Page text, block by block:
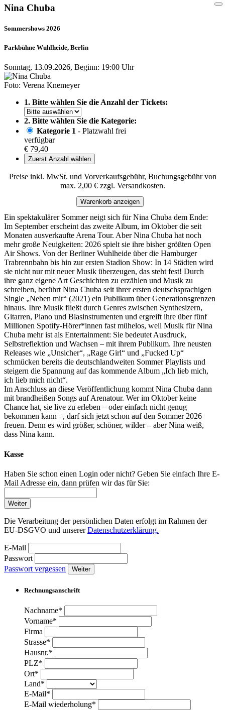
Nina Chuba
Sommershows 2026
Parkbühne Wuhlheide, Berlin
Sonntag, 13.09.2026, Beginn: 19:00 Uhr
Foto: Verena Knemeyer
1. Bitte wählen Sie die Anzahl der Tickets:
2. Bitte wählen Sie die Kategorie:
Kategorie 1 - Platzwahl frei
verfügbar
€ 79,40
Zuerst Anzahl wählen
Preise inkl. MwSt. und Vorverkaufsgebühr, Buchungsgebühr von
max. 2,00 € zzgl. Versandkosten.
Warenkorb anzeigen
Ein spektakulärer Sommer neigt sich für Nina Chuba dem Ende:
Im September erscheint das zweite Album, im Oktober die seit
Monaten ausverkaufte Arena Tour. Aber Nina Chuba hat noch
mehr große Neuigkeiten: 2026 spielt sie ihre bisher größten Open
Air Shows. Von der Berliner Wuhlheide über die Hamburger
Trabrennbahn bis hin zur ersten Stadion Show: In 14 Städten wird
sie nicht nur mit neuer Musik überzeugen, das steht fest! Durch
ihre ganz eigene Art Geschichten zu erzählen und Musik zu
schreiben, berührt Nina Chuba seit ihrer ersten deutschsprachigen
Single „Neben mir“ (2021) ein Publikum über Generationsgrenzen
hinaus. Ihre Musik fließt durch Genres zwischen Synthesizern,
Gitarren, Piano und Blasinstrumenten und ergreift ihre über fünf
Millionen Spotify-Hörer*innen fast mühelos, weil Musik für Nina
Chuba mehr ist als Entertainment: Sie bedeutet Ausdruck,
Selbstreflektion und Wachsen – mit ihrem Publikum. Ihre neusten
Releases wie „Unsicher“, „Rage Girl“ und „Fucked Up“
schmücken bereits die deutschlandweiten Sommer Playlists und
steigern die Spannung auf das kommende Album „Ich lieb mich,
ich lieb mich nicht“.
Im Anschluss an diese Veröffentlichung kommt Nina Chuba dann
mit brandheißen Songs auf Arenatour. Wer im Oktober keine
Chance hat, sie live zu erleben – oder einfach nicht genug
bekommen kann –, darf sich jetzt schon auf den Sommer 2026
freuen. Denn es wird größer, schöner, wilder – aber Nina weiß,
dass Nina kann.
Kasse
Haben Sie schon einen Login oder nicht? Geben Sie einfach Ihre E-
Mail Adresse ein, dann prüfen wir das für Sie:
Weiter
Die Verarbeitung der persönlichen Daten erfolgt im Rahmen der
EU-DSGVO und unsererDatenschutzerklärung.
E-Mail
Passwort
Passwort vergessen
Weiter
Rechnungsanschrift
Nachname*
Vorname*
Firma
Strasse*
Hausnr.*
PLZ*
Ort*
Land*
E-Mail*
E-Mail wiederholung*